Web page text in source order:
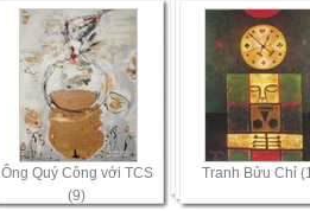
Ông Quý Công với TCS
(9)
Tranh Bửu Chỉ